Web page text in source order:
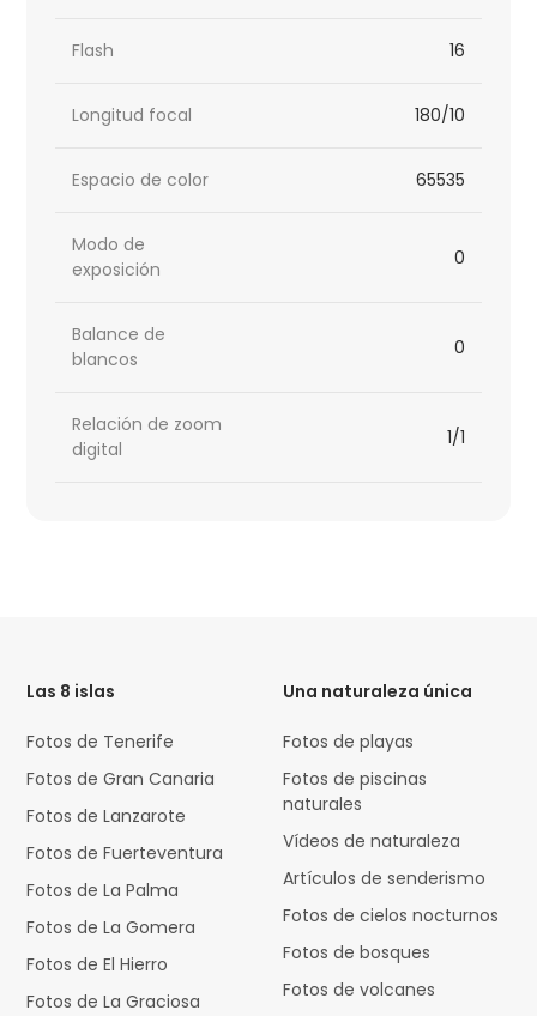
Flash 16
Longitud focal 180/10
Espacio de color 65535
Modo de
exposición
0
Balance de
blancos
0
Relación de zoom
digital
1/1
Las 8 islas
Fotos de Tenerife
Fotos de Gran Canaria
Fotos de Lanzarote
Fotos de Fuerteventura
Fotos de La Palma
Fotos de La Gomera
Fotos de El Hierro
Fotos de La Graciosa
Una naturaleza única
Fotos de playas
Fotos de piscinas
naturales
Vídeos de naturaleza
Artículos de senderismo
Fotos de cielos nocturnos
Fotos de bosques
Fotos de volcanes